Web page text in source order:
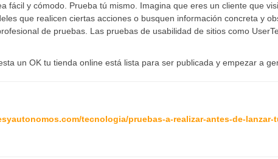
fácil y cómodo. Prueba tú mismo. Imagina que eres un cliente que
que realicen ciertas acciones o busquen información concreta y
de pruebas. Las pruebas de usabilidad de sitios como
un OK tu tienda online está lista para ser publicada y empezar a
tecnologia/pruebas-a-realizar-antes-de-